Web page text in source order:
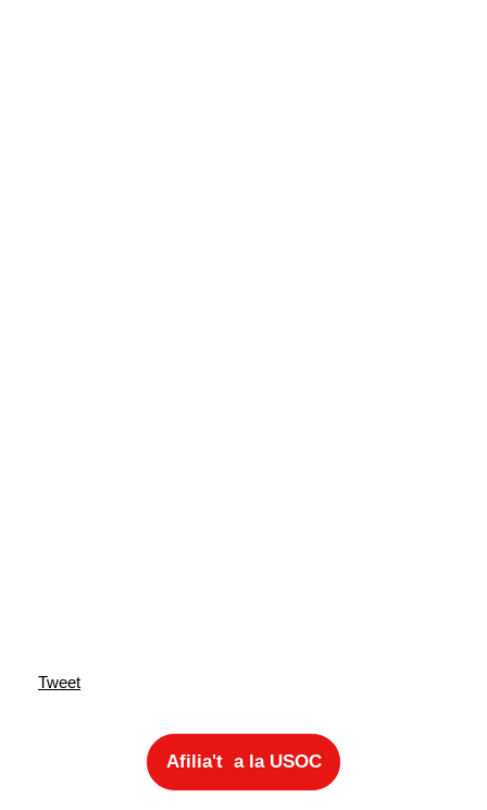
Tweet
Afilia't a la USOC